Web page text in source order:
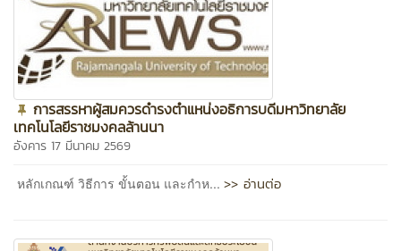
การสรรหาผู้สมควรดำรงตำแหน่งอธิการบดีมหาวิทยาลัย
เทคโนโลยีราชมงคลล้านนา
อังคาร 17 มีนาคม 2569
หลักเกณฑ์ วิธีการ ขั้นตอน และกำห... >> อ่านต่อ